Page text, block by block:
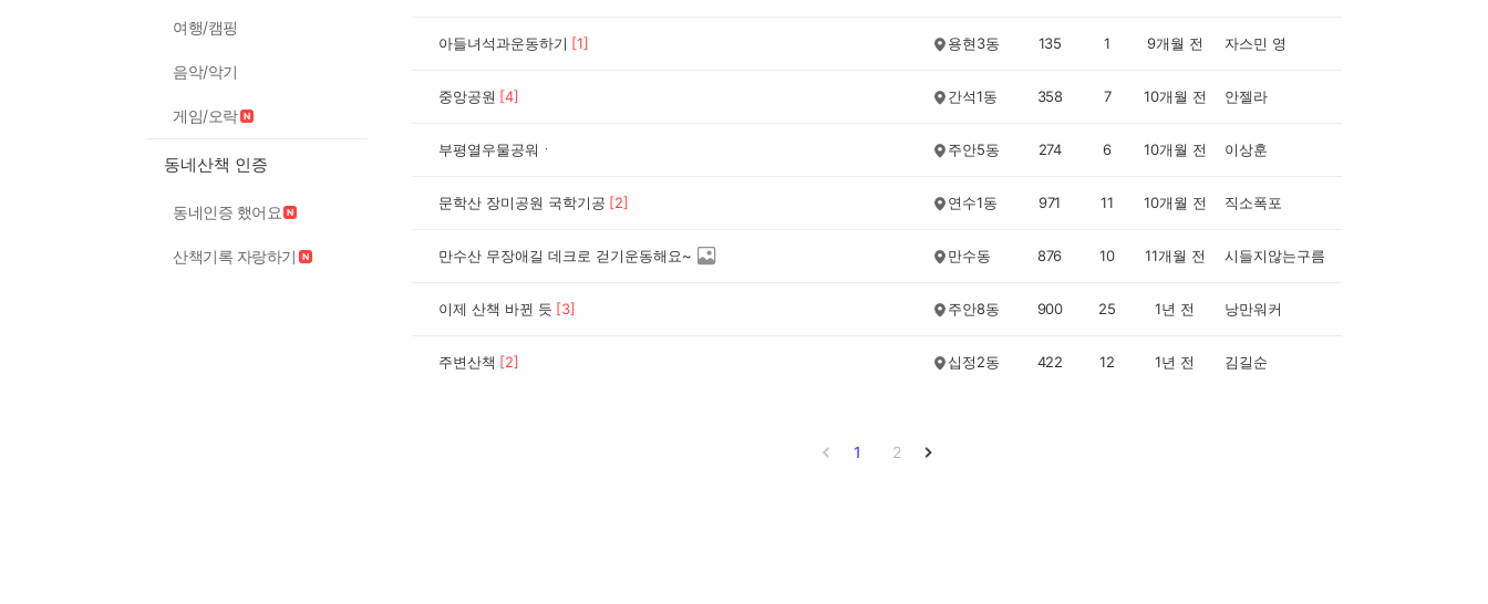
여행/캠핑
음악/악기
게임/오락
동네산책 인증
동네인증 했어요
산책기록 자랑하기
아들녀석과운동하기 [1] 용현3동 135 1 9개월 전 자스민 영
중앙공원 [4] 간석1동 358 7 10개월 전 안젤라
부평열우물공워ㆍ 주안5동 274 6 10개월 전 이상훈
문학산 장미공원 국학기공 [2] 연수1동 971 11 10개월 전 직소폭포
만수산 무장애길 데크로 걷기운동해요~ 만수동 876 10 11개월 전 시들지않는구름
이제 산책 바뀐 듯 [3] 주안8동 900 25 1년 전 낭만워커
주변산책 [2] 십정2동 422 12 1년 전 김길순
1 2